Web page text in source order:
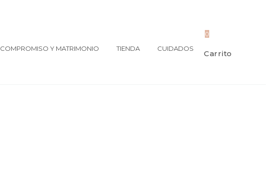
COMPROMISO Y MATRIMONIO TIENDA CUIDADOS
0
Carrito